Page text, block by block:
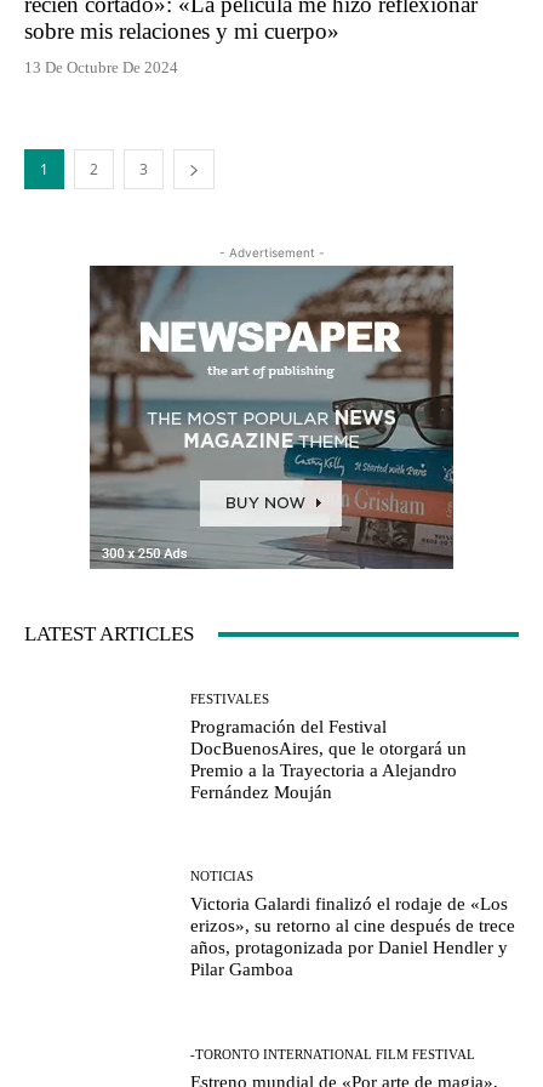
sobre mis relaciones y mi cuerpo»
13 De Octubre De 2024
1 2 3
- Advertisement -
LATEST ARTICLES
FESTIVALES
Programación del Festival
DocBuenosAires, que le otorgará un
Premio a la Trayectoria a Alejandro
Fernández Mouján
NOTICIAS
Victoria Galardi finalizó el rodaje de «Los
erizos», su retorno al cine después de trece
años, protagonizada por Daniel Hendler y
Pilar Gamboa
-TORONTO INTERNATIONAL FILM FESTIVAL
Estreno mundial de «Por arte de magia»,